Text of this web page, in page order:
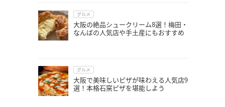
グルメ
大阪の絶品シュークリーム8選！梅田・
なんばの人気店や手土産にもおすすめ
グルメ
大阪で美味しいピザが味わえる人気店9
選！本格石窯ピザを堪能しよう